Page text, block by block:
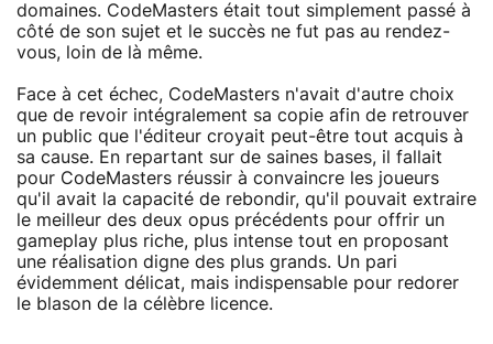
domaines. CodeMasters était tout simplement passé à
côté de son sujet et le succès ne fut pas au rendez-
vous, loin de là même.
Face à cet échec, CodeMasters n'avait d'autre choix
que de revoir intégralement sa copie afin de retrouver
un public que l'éditeur croyait peut-être tout acquis à
sa cause. En repartant sur de saines bases, il fallait
pour CodeMasters réussir à convaincre les joueurs
qu'il avait la capacité de rebondir, qu'il pouvait extraire
le meilleur des deux opus précédents pour offrir un
gameplay plus riche, plus intense tout en proposant
une réalisation digne des plus grands. Un pari
évidemment délicat, mais indispensable pour redorer
le blason de la célèbre licence.